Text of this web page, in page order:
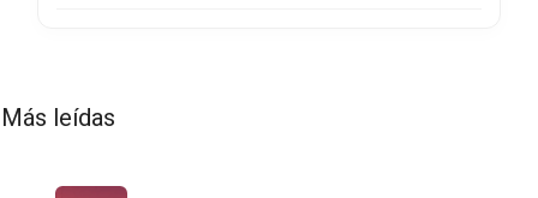
Más leídas